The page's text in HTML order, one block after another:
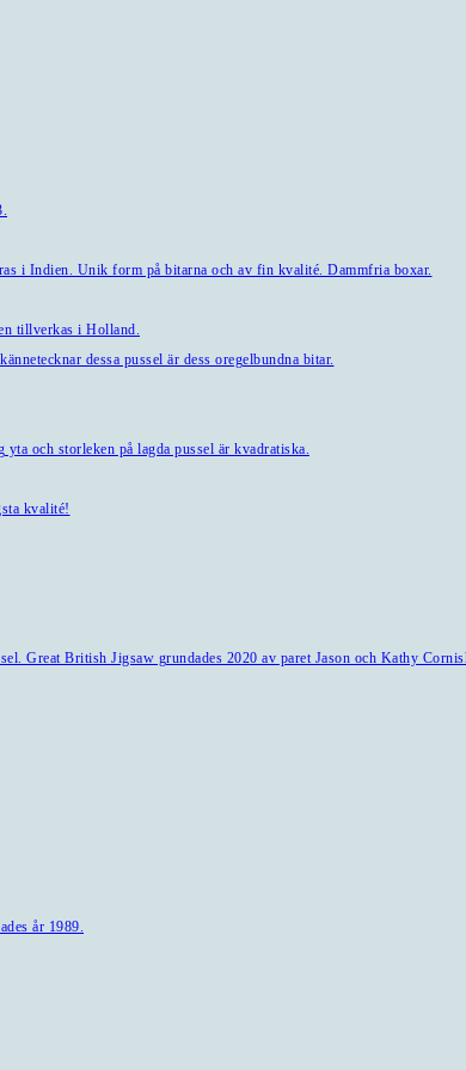
i Indien. Unik form på bitarna och av fin kvalité. Dammfria boxar.
tillverkas i Holland.
dessa pussel är dess oregelbundna bitar.
och storleken på lagda pussel är kvadratiska.
kvalité!
Great British Jigsaw grundades 2020 av paret Jason och Kathy
år 1989.